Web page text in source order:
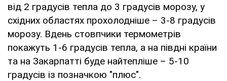
від 2 градусів тепла до 3 градусів морозу, у
східних областях прохолодніше – 3-8 градусів
морозу. Вдень стовпчики термометрів
покажуть 1-6 градусів тепла, а на півдні країни
та на Закарпатті буде найтепліше – 5-10
градусів із позначкою "плюс".